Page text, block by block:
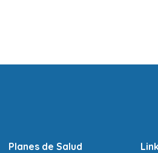
Planes de Salud